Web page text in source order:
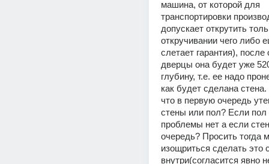
машина, от которой для
транспортировки
допускает открутить
откручивании чего либо
слетает гарантия), после
дверцы она будет уже
глубину, т.е. ее надо
как будет сделана
что в первую очередь
стены или пол? Если пол
проблемы нет а если
очередь? Просить тогда
изощриться сделать это
внутри(согласится явно